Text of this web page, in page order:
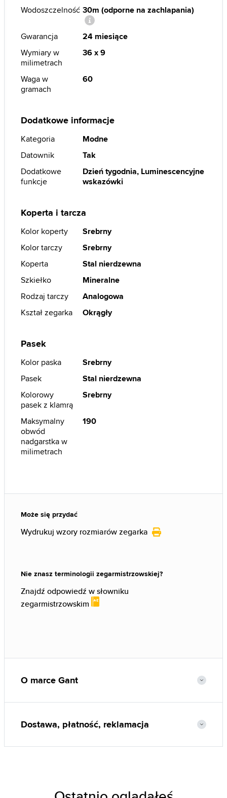
Wodoszczelność 30m (odporne na zachlapania)
Gwarancja
24 miesiące
Wymiary w
milimetrach
36 x 9
Waga w
gramach
60
Dodatkowe informacje
Kategoria
Modne
Datownik
Tak
Dodatkowe
funkcje
Dzień tygodnia, Luminescencyjne
wskazówki
Koperta i tarcza
Kolor koperty
Srebrny
Kolor tarczy
Srebrny
Koperta
Stal nierdzewna
Szkiełko
Mineralne
Rodzaj tarczy
Analogowa
Kształ zegarka
Okrągły
Pasek
Kolor paska
Srebrny
Pasek
Stal nierdzewna
Kolorowy
pasek z klamrą
Srebrny
Maksymalny
obwód
nadgarstka w
milimetrach
190
Może się przydać
Wydrukuj wzory rozmiarów zegarka
Nie znasz terminologii zegarmistrzowskiej?
Znajdź odpowiedź w słowniku
zegarmistrzowskim
O marce Gant
Dostawa, płatność, reklamacja